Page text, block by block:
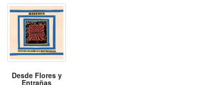
Desde Flores y
Entrañas